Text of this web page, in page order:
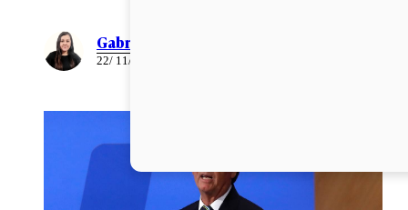
Gabriela Romo
22/ 11/ 2025